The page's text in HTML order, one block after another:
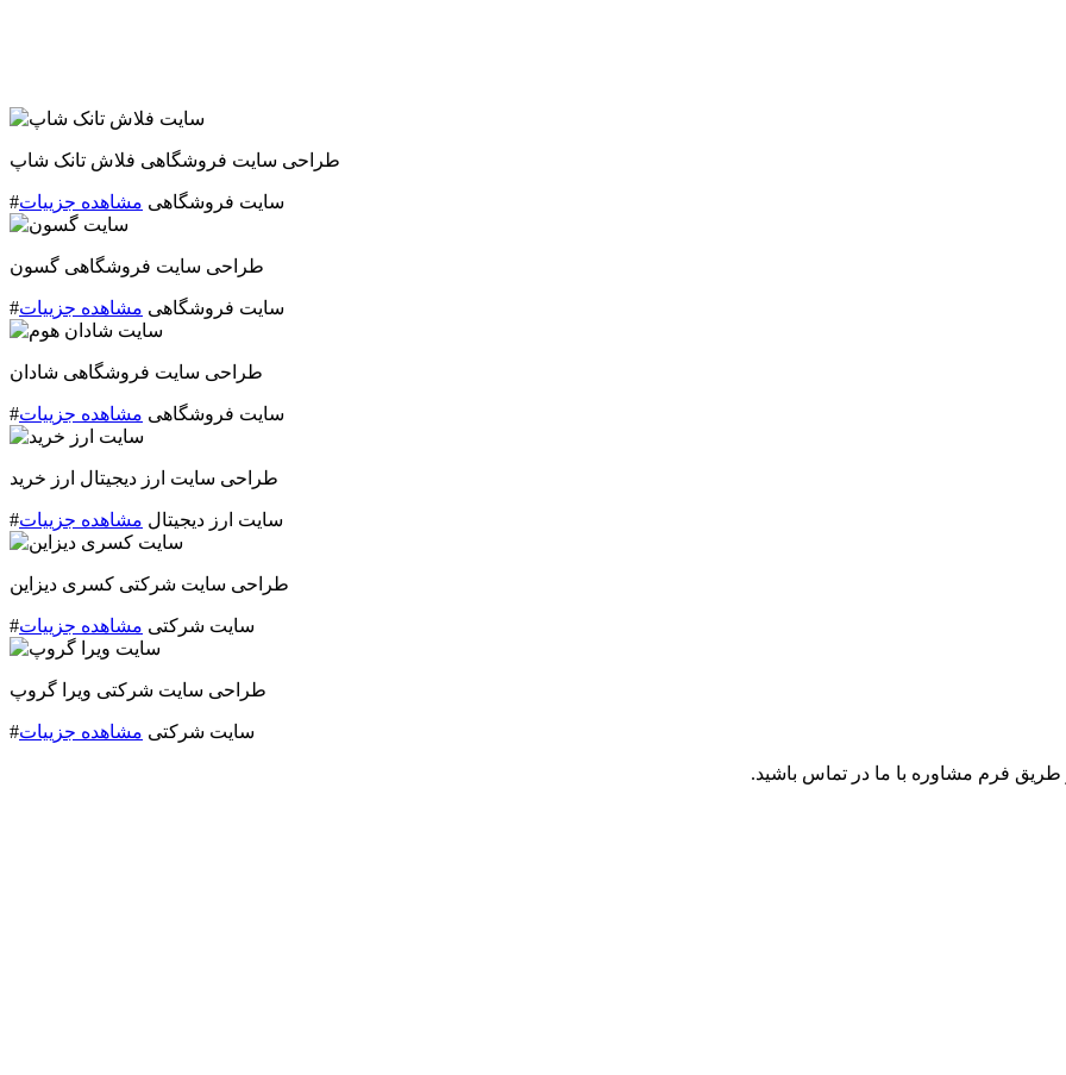
طراحی سایت فروشگاهی فلاش تانک شاپ
#سایت فروشگاهی مشاهده جزییات
طراحی سایت فروشگاهی گسون
#سایت فروشگاهی مشاهده جزییات
طراحی سایت فروشگاهی شادان
#سایت فروشگاهی مشاهده جزییات
طراحی سایت ارز دیجیتال ارز خرید
#سایت ارز دیجیتال مشاهده جزییات
طراحی سایت شرکتی کسری دیزاین
#سایت شرکتی مشاهده جزییات
طراحی سایت شرکتی ویرا گروپ
#سایت شرکتی مشاهده جزییات
طریق فرم مشاوره با ما در تماس باشید.